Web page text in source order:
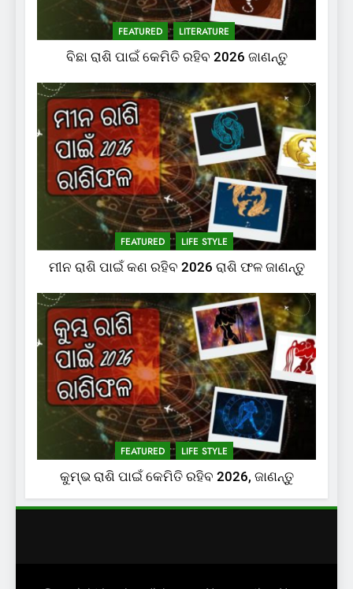
FEATURED LITERATURE
ବିଛା ରାଶି ପାଇଁ କେମିତି ରହିବ 2026 ଜାଣନ୍ତୁ
FEATURED LIFE STYLE
ମୀନ ରାଶି ପାଇଁ କଣ ରହିବ 2026 ରାଶି ଫଳ ଜାଣନ୍ତୁ
FEATURED LIFE STYLE
କୁମ୍ଭ ରାଶି ପାଇଁ କେମିତି ରହିବ 2026, ଜାଣନ୍ତୁ